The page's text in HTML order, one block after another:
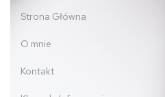
Strona Główna
O mnie
Kontakt